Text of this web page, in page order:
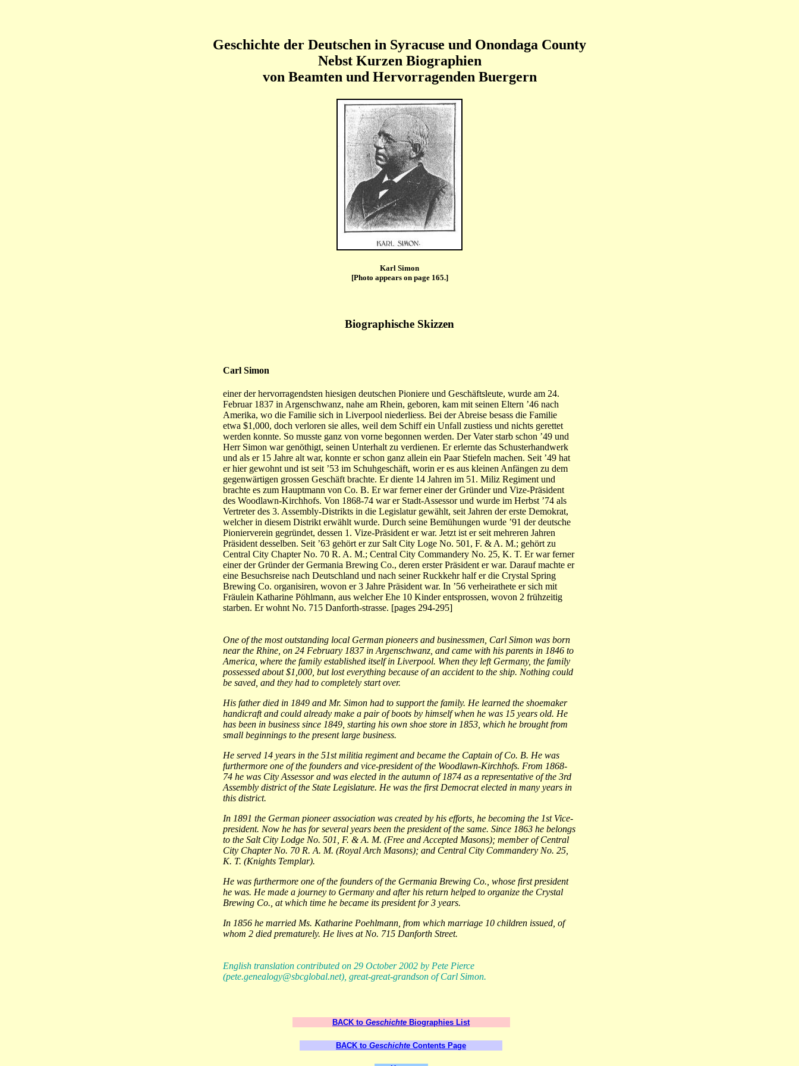
Geschichte der Deutschen in Syracuse und Onondaga County
Nebst Kurzen Biographien
von Beamten und Hervorragenden Buergern
Karl Simon
[Photo appears on page 165.]
Biographische Skizzen
Carl Simon
einer der hervorragendsten hiesigen deutschen Pioniere und Geschäftsleute, wurde am 24.
Februar 1837 in Argenschwanz, nahe am Rhein, geboren, kam mit seinen Eltern ’46 nach
Amerika, wo die Familie sich in Liverpool niederliess. Bei der Abreise besass die Familie
etwa $1,000, doch verloren sie alles, weil dem Schiff ein Unfall zustiess und nichts gerettet
werden konnte. So musste ganz von vorne begonnen werden. Der Vater starb schon ’49 und
Herr Simon war genöthigt, seinen Unterhalt zu verdienen. Er erlernte das Schusterhandwerk
und als er 15 Jahre alt war, konnte er schon ganz allein ein Paar Stiefeln machen. Seit ’49 hat
er hier gewohnt und ist seit ’53 im Schuhgeschäft, worin er es aus kleinen Anfängen zu dem
gegenwärtigen grossen Geschäft brachte. Er diente 14 Jahren im 51. Miliz Regiment und
brachte es zum Hauptmann von Co. B. Er war ferner einer der Gründer und Vize-Präsident
des Woodlawn-Kirchhofs. Von 1868-74 war er Stadt-Assessor und wurde im Herbst ’74 als
Vertreter des 3. Assembly-Distrikts in die Legislatur gewählt, seit Jahren der erste Demokrat,
welcher in diesem Distrikt erwählt wurde. Durch seine Bemühungen wurde ’91 der deutsche
Pionierverein gegründet, dessen 1. Vize-Präsident er war. Jetzt ist er seit mehreren Jahren
Präsident desselben. Seit ’63 gehört er zur Salt City Loge No. 501, F. & A. M.; gehört zu
Central City Chapter No. 70 R. A. M.; Central City Commandery No. 25, K. T. Er war ferner
einer der Gründer der Germania Brewing Co., deren erster Präsident er war. Darauf machte er
eine Besuchsreise nach Deutschland und nach seiner Ruckkehr half er die Crystal Spring
Brewing Co. organisiren, wovon er 3 Jahre Präsident war. In ’56 verheirathete er sich mit
Fräulein Katharine Pöhlmann, aus welcher Ehe 10 Kinder entsprossen, wovon 2 frühzeitig
starben. Er wohnt No. 715 Danforth-strasse. [pages 294-295]
One of the most outstanding local German pioneers and businessmen, Carl Simon was born
near the Rhine, on 24 February 1837 in Argenschwanz, and came with his parents in 1846 to
America, where the family established itself in Liverpool. When they left Germany, the family
possessed about $1,000, but lost everything because of an accident to the ship. Nothing could
be saved, and they had to completely start over.
His father died in 1849 and Mr. Simon had to support the family. He learned the shoemaker
handicraft and could already make a pair of boots by himself when he was 15 years old. He
has been in business since 1849, starting his own shoe store in 1853, which he brought from
small beginnings to the present large business.
He served 14 years in the 51st militia regiment and became the Captain of Co. B. He was
furthermore one of the founders and vice-president of the Woodlawn-Kirchhofs. From 1868-
74 he was City Assessor and was elected in the autumn of 1874 as a representative of the 3rd
Assembly district of the State Legislature. He was the first Democrat elected in many years in
this district.
In 1891 the German pioneer association was created by his efforts, he becoming the 1st Vice-
president. Now he has for several years been the president of the same. Since 1863 he belongs
to the Salt City Lodge No. 501, F. & A. M. (Free and Accepted Masons); member of Central
City Chapter No. 70 R. A. M. (Royal Arch Masons); and Central City Commandery No. 25,
K. T. (Knights Templar).
He was furthermore one of the founders of the Germania Brewing Co., whose first president
he was. He made a journey to Germany and after his return helped to organize the Crystal
Brewing Co., at which time he became its president for 3 years.
In 1856 he married Ms. Katharine Poehlmann, from which marriage 10 children issued, of
whom 2 died prematurely. He lives at No. 715 Danforth Street.
English translation contributed on 29 October 2002 by Pete Pierce
(pete.genealogy@sbcglobal.net), great-great-grandson of Carl Simon.
BACK to Geschichte Biographies List
BACK to Geschichte Contents Page